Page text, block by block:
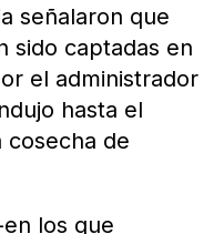
señalaron que
sido captadas en
el administrador
hasta el
cosecha de
los que